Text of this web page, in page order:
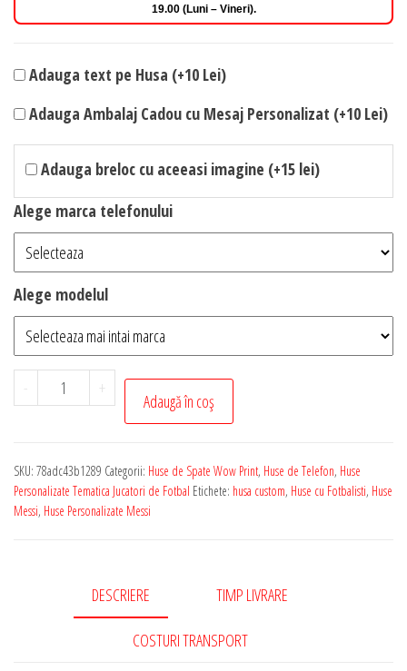
19.00 (Luni – Vineri).
Adauga text pe Husa (+10 Lei)
Adauga Ambalaj Cadou cu Mesaj Personalizat (+10 Lei)
Adauga breloc cu aceeasi imagine (+15 lei)
Alege marca telefonului
Alege modelul
-
Cantitate
Husa
Personalizata
cu
+
Adaugă în coș
SKU: 78adc43b1289 Categorii: Huse de Spate Wow Print, Huse de Telefon, Huse
Personalizate Tematica Jucatori de Fotbal Etichete: husa custom, Huse cu Fotbalisti, Huse
Messi, Huse Personalizate Messi
DESCRIERE TIMP LIVRARE
COSTURI TRANSPORT